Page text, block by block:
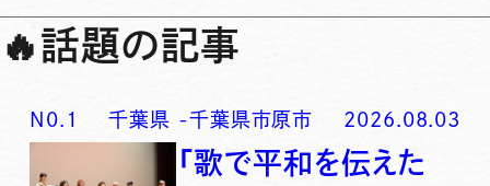
🔥話題の記事
N0. 1 千葉県 -千葉県市原市 2026.08.03
「歌で平和を伝えた